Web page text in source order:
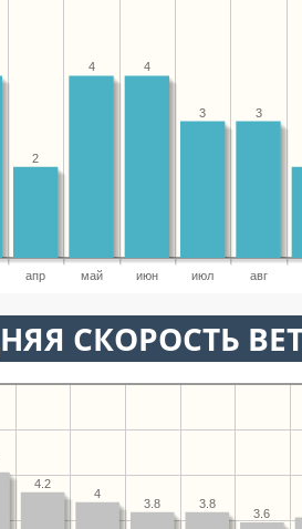
апр май июн июл авг
3
3
4
4
2
СКОРОСТЬ
3.6
3.8
3.8
4
4.2